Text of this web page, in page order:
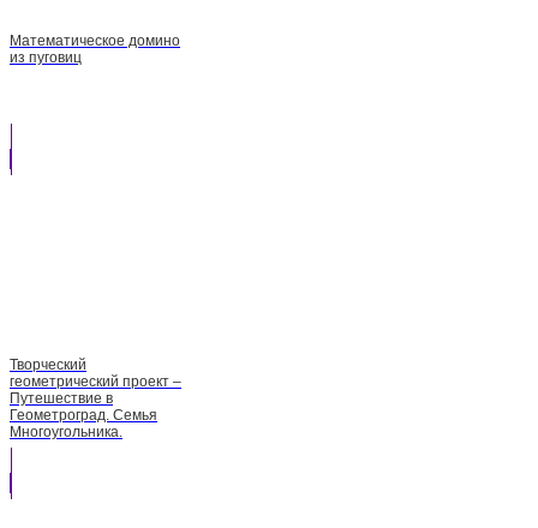
Математическое домино
из пуговиц
Творческий
геометрический проект –
Путешествие в
Геометроград. Семья
Многоугольника.